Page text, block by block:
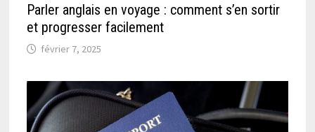
Parler anglais en voyage : comment s’en sortir
et progresser facilement
février 7, 2025